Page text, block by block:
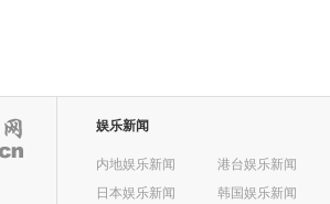
娱乐新闻
内地娱乐新闻
港台娱乐新闻
日本娱乐新闻
韩国娱乐新闻